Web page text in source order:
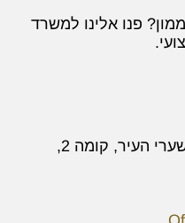
פנו אלינו למשרד
כתובת: יפו 216, בניין שערי העיר, קומה 2,